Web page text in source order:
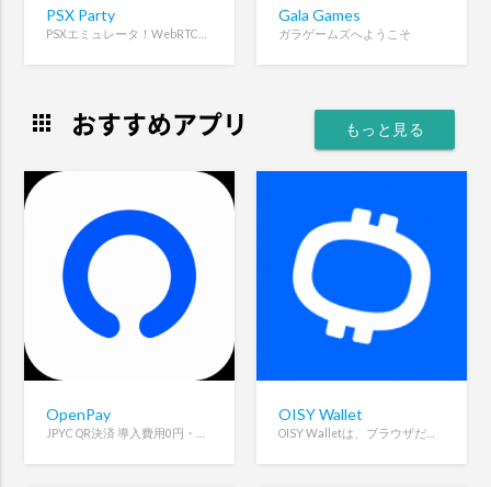
PSX Party Gala Games
ガラゲームズへようこそ
もっと見る
apps おすすめアプリ
OpenPay OISY Wallet